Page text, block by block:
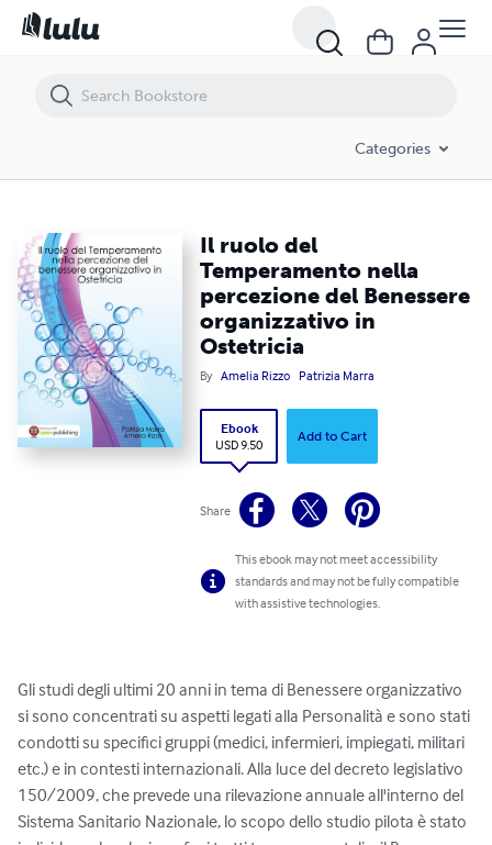
Categories
Il ruolo del
Temperamento nella
percezione del Benessere
organizzativo in
Ostetricia
By Amelia Rizzo Patrizia Marra
Ebook
USD 9.50
Add to Cart
Share
This ebook may not meet accessibility
standards and may not be fully compatible
with assistive technologies.
Gli studi degli ultimi 20 anni in tema di Benessere organizzativo
si sono concentrati su aspetti legati alla Personalità e sono stati
condotti su specifici gruppi (medici, infermieri, impiegati, militari
etc.) e in contesti internazionali. Alla luce del decreto legislativo
150/2009, che prevede una rilevazione annuale all'interno del
Sistema Sanitario Nazionale, lo scopo dello studio pilota è stato
Il ruolo del Temperamento nella percezione del Benessere